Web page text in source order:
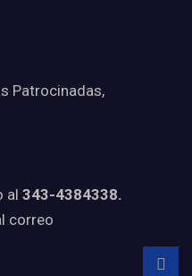
Patrocinadas,
al 343-4384338.
correo